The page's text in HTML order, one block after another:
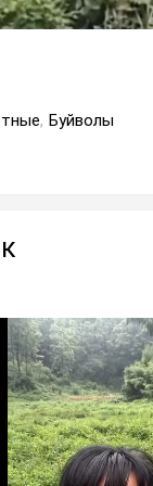
, Буйволы